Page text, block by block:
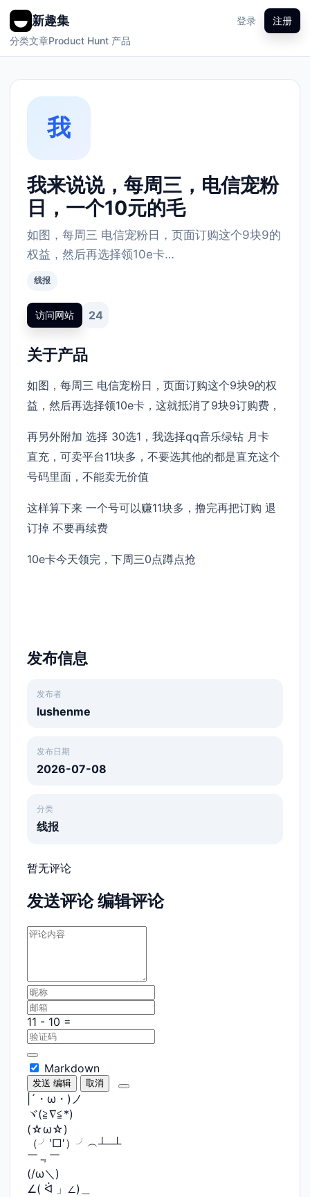
新趣集
分类文章Product Hunt 产品
登录 注册
我
我来说说，每周三，电信宠粉
日，一个10元的毛
如图，每周三 电信宠粉日，页面订购这个9块9的
权益，然后再选择领10e卡…
线报
访问网站 24
关于产品
如图，每周三 电信宠粉日，页面订购这个9块9的权
益，然后再选择领10e卡，这就抵消了9块9订购费，
再另外附加 选择 30选1，我选择qq音乐绿钻 月卡
直充，可卖平台11块多，不要选其他的都是直充这个
号码里面，不能卖无价值
这样算下来 一个号可以赚11块多，撸完再把订购 退
订掉 不要再续费
10e卡今天领完，下周三0点蹲点抢
发布信息
发布者
lushenme
发布日期
2026-07-08
分类
线报
暂无评论
发送评论 编辑评论
Markdown
发送 编辑 取消
|´・ω・)ノ
ヾ(≧∇≦*)ゝ
(☆ω☆)
（╯‵□′）╯︵┴─┴
￣﹃￣
(/ω＼)
∠( ᐛ 」∠)＿